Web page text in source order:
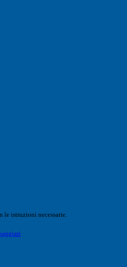
le istruzioni necessarie.